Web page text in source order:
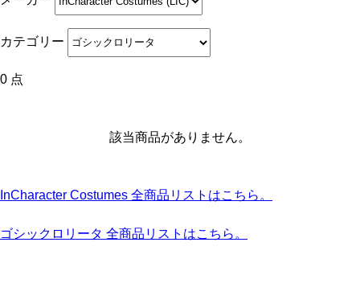
カテゴリー
0 点
該当商品がありません。
InCharacter Costumes 全商品リストはこちら。
ゴシックロリータ 全商品リストはこちら。